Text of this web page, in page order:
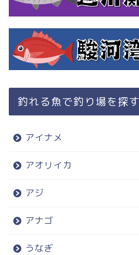
釣れる魚で釣り場を探す
アイナメ
アオリイカ
アジ
アナゴ
うなぎ